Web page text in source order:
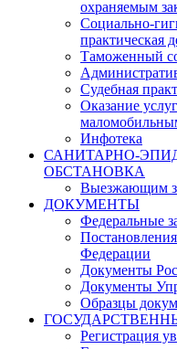
охраняемым
Социально-
практическая
Таможенный
Судебная
Оказание
Инфотека
САНИТАРНО-
ОБСТАНОВКА
Выезжающим
ДОКУМЕНТЫ
Федеральные
Федерации
Документы
Документы
Образцы
Регистрация